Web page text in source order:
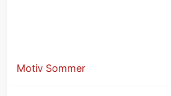
Motiv Sommer